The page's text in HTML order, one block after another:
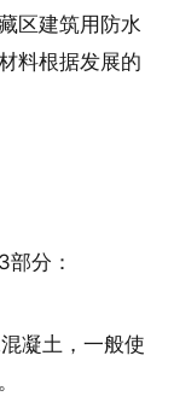
区建筑用防水
料根据发展的
分：
凝土，一般使